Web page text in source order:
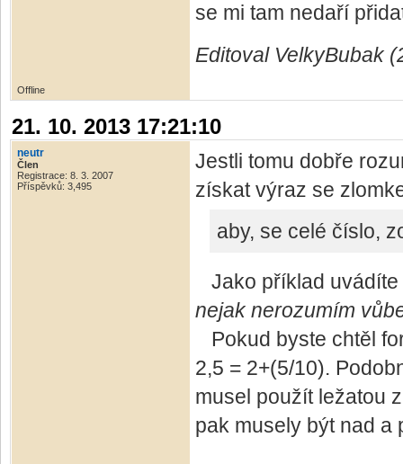
se mi tam nedaří
Editoval VelkyBubak
Offline
21. 10. 2013 17:21:10
neutr
Člen
Registrace: 8. 3. 2007
Příspěvků: 3,495
Jestli tomu dobře
získat výraz se
aby, se celé číslo,
Jako příklad
nejak nerozumím
Pokud byste chtěl
2,5 = 2+(5/10).
musel použít ležatou
pak musely být nad a